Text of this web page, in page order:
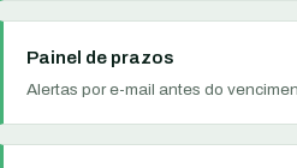
Painel de prazos
Alertas por e-mail antes do